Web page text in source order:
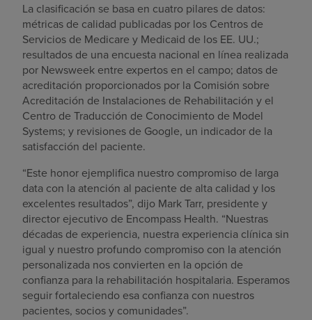
La clasificación se basa en cuatro pilares de datos:
métricas de calidad publicadas por los Centros de
Servicios de Medicare y Medicaid de los EE. UU.;
resultados de una encuesta nacional en línea realizada
por Newsweek entre expertos en el campo; datos de
acreditación proporcionados por la Comisión sobre
Acreditación de Instalaciones de Rehabilitación y el
Centro de Traducción de Conocimiento de Model
Systems; y revisiones de Google, un indicador de la
satisfacción del paciente.
“Este honor ejemplifica nuestro compromiso de larga
data con la atención al paciente de alta calidad y los
excelentes resultados”, dijo Mark Tarr, presidente y
director ejecutivo de Encompass Health. “Nuestras
décadas de experiencia, nuestra experiencia clínica sin
igual y nuestro profundo compromiso con la atención
personalizada nos convierten en la opción de
confianza para la rehabilitación hospitalaria. Esperamos
seguir fortaleciendo esa confianza con nuestros
pacientes, socios y comunidades”.